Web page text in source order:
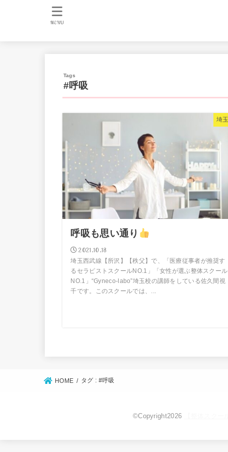
MENU
#呼吸
埼
呼吸も思い通り
2021.10.18
埼玉西武線【所沢】【秩父】で、「医療従事者が推奨す
るセラピストスクールNO.1」「女性が選ぶ整体スクール
NO.1」“Gyneco-labo”埼玉校の講師をしている佐久間視
千です。このスクールでは、...
HOME タグ : #呼吸
©Copyright2026